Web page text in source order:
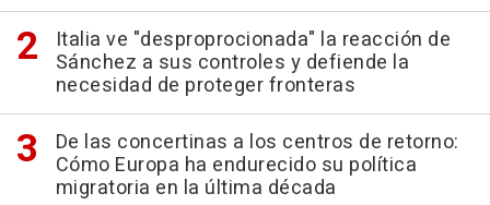
Italia ve "desproprocionada" la reacción de
Sánchez a sus controles y defiende la
necesidad de proteger fronteras
De las concertinas a los centros de retorno:
Cómo Europa ha endurecido su política
migratoria en la última década